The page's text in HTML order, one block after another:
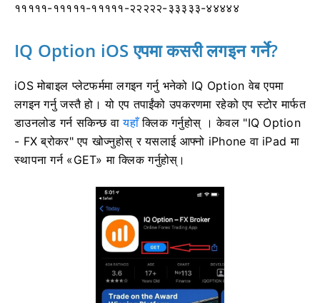
१११११-१११११-१११११-२२२२२-३३३३३-४४४४४
IQ Option iOS एपमा कसरी लगइन गर्ने?
iOS मोबाइल प्लेटफर्ममा लगइन गर्नु भनेको IQ Option वेब एपमा
लगइन गर्नु जस्तै हो। यो एप तपाईंको उपकरणमा रहेको एप स्टोर मार्फत
डाउनलोड गर्न सकिन्छ वायहाँक्लिक गर्नुहोस् । केवल "IQ Option
- FX ब्रोकर" एप खोज्नुहोस् र यसलाई आफ्नो iPhone वा iPad मा
स्थापना गर्न «GET» मा क्लिक गर्नुहोस्।